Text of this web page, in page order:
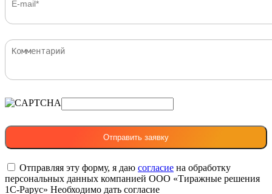
Отправляя эту форму, я даю согласие на обработку
персональных данных компанией ООО «Тиражные решения
1С-Рарус» Необходимо дать согласие